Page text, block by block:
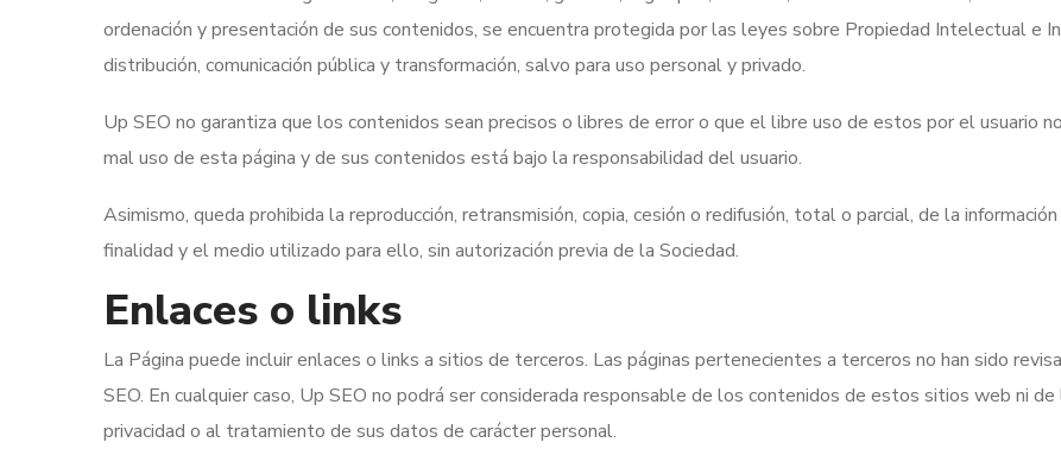
ordenación y presentación de sus contenidos, se encuentra protegida por las leyes sobre Propiedad Intelectual e
distribución, comunicación pública y transformación, salvo para uso personal y privado.
Up SEO no garantiza que los contenidos sean precisos o libres de error o que el libre uso de estos por el usuario
mal uso de esta página y de sus contenidos está bajo la responsabilidad del usuario.
Asimismo, queda prohibida la reproducción, retransmisión, copia, cesión o redifusión, total o parcial, de la
finalidad y el medio utilizado para ello, sin autorización previa de la Sociedad.
Enlaces o links
La Página puede incluir enlaces o links a sitios de terceros. Las páginas pertenecientes a terceros no han sido
SEO. En cualquier caso, Up SEO no podrá ser considerada responsable de los contenidos de estos sitios web ni
privacidad o al tratamiento de sus datos de carácter personal.